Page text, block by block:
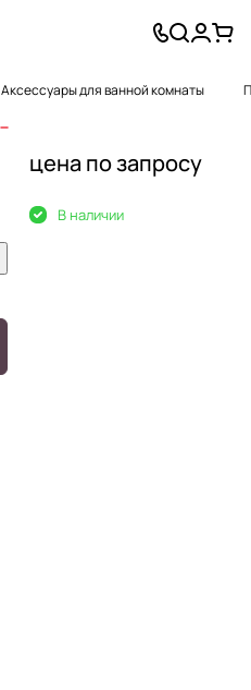
Аксессуары для ванной комнаты
цена по запросу
В наличии